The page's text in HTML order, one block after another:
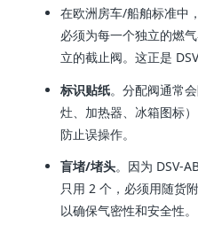
在欧洲房车/船舶标准中
必须为每一个独立的燃
立的截止阀。这正是
标识贴纸。分配阀通常
灶、加热器、冰箱图标
防止误操作。
盲堵/堵头。因为 DSV-
只用 2 个，必须用随货
以确保气密性和安全性。